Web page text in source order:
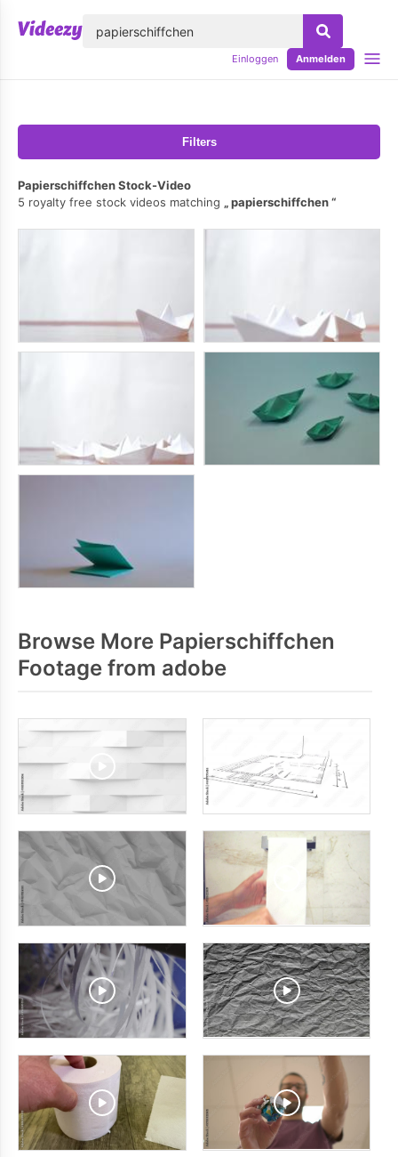
Einloggen Anmelden
Filters
Papierschiffchen Stock-Video
5 royalty free stock videos matching
papierschiffchen
Browse More Papierschiffchen
Footage from adobe